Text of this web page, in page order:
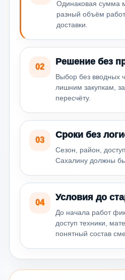
Одинаковая сумма
разный объём
доставки.
02
Решение без
Выбор без вводных
лишним закупкам,
пересчёту.
03
Сроки без
Сезон, район,
Сахалину должны
04
Условия до
До начала работ
доступ техники,
понятный состав